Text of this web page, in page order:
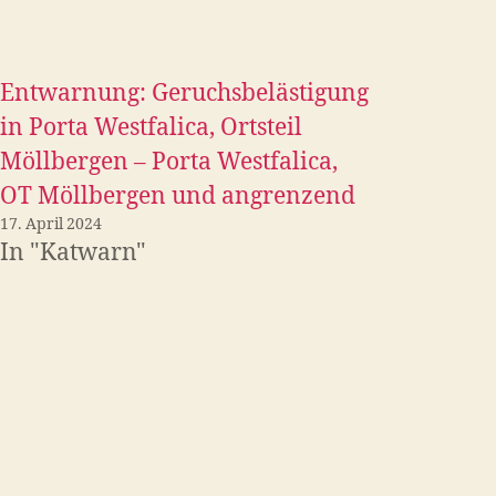
Entwarnung: Geruchsbelästigung
in Porta Westfalica, Ortsteil
Möllbergen – Porta Westfalica,
OT Möllbergen und angrenzend
17. April 2024
In "Katwarn"